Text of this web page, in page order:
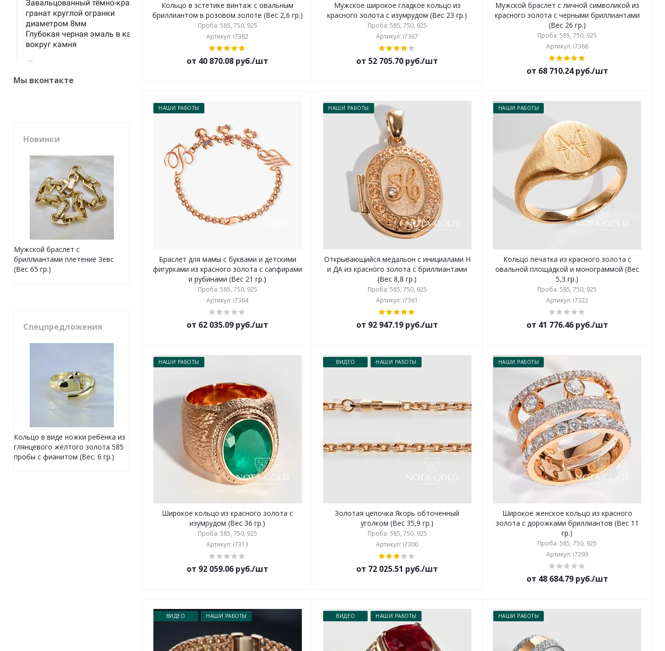
Кольцо в эстетике винтаж с овальным
бриллиантом в розовом золоте (Вес 2,6 гр.)
Проба: 585, 750, 925
Артикул: i7382
от 40 870.08 руб./шт
Мужское широкое гладкое кольцо из
красного золота с изумрудом (Вес 23 гр.)
Проба: 585, 750, 925
Артикул: i7367
от 52 705.70 руб./шт
Мужской браслет с личной символикой из
красного золота с черными бриллиантами
(Вес 26 гр.)
Проба: 585, 750, 925
Артикул: i7366
от 68 710.24 руб./шт
НАШИ РАБОТЫ
Браслет для мамы с буквами и детскими
фигурками из красного золота с сапфирами
и рубинами (Вес 21 гр.)
Проба: 585, 750, 925
Артикул: i7364
от 62 035.09 руб./шт
НАШИ РАБОТЫ
Открывающийся медальон с инициалами Н
и ДА из красного золота с бриллиантами
(Вес 8,8 гр.)
Проба: 585, 750, 925
Артикул: i7361
от 92 947.19 руб./шт
НАШИ РАБОТЫ
Кольцо печатка из красного золота с
овальной площадкой и монограммой (Вес
5,3 гр.)
Проба: 585, 750, 925
Артикул: i7322
от 41 776.46 руб./шт
НАШИ РАБОТЫ
Широкое кольцо из красного золота с
изумрудом (Вес 36 гр.)
Проба: 585, 750, 925
Артикул: i7313
от 92 059.06 руб./шт
ВИДЕО НАШИ РАБОТЫ
Золотая цепочка Якорь обточенный
уголком (Вес 35,9 гр.)
Проба: 585, 750, 925
Артикул: i7300
от 72 025.51 руб./шт
НАШИ РАБОТЫ
Широкое женское кольцо из красного
золота с дорожками бриллиантов (Вес 11
гр.)
Проба: 585, 750, 925
Артикул: i7293
от 48 684.79 руб./шт
ВИДЕО НАШИ РАБОТЫ ВИДЕО НАШИ РАБОТЫ НАШИ РАБОТЫ
Мы вконтакте
Новинки
Мужской браслет с
бриллиантами плетение Зевс
(Вес 65 гр.)
Спецпредложения
Кольцо в виде ножки ребёнка из
глянцевого жёлтого золота 585
пробы с фианитом (Вес: 6 гр.)